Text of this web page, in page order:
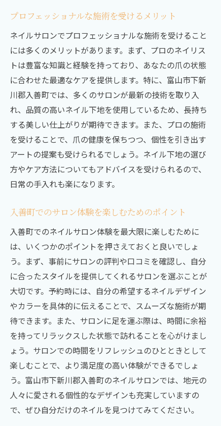
プロフェッショナルな施術を受けるメリット
ネイルサロンでプロフェッショナルな施術を受けること
には多くのメリットがあります。まず、プロのネイリス
トは豊富な知識と経験を持っており、あなたの爪の状態
に合わせた最適なケアを提供します。特に、富山市下新
川郡入善町では、多くのサロンが最新の技術を取り入
れ、品質の高いネイル下地を使用しているため、長持ち
する美しい仕上がりが期待できます。また、プロの施術
を受けることで、爪の健康を保ちつつ、個性を引き出す
アートの提案も受けられるでしょう。ネイル下地の選び
方やケア方法についてもアドバイスを受けられるので、
日常の手入れも楽になります。
入善町でのサロン体験を楽しむためのポイント
入善町でのネイルサロン体験を最大限に楽しむために
は、いくつかのポイントを押さえておくと良いでしょ
う。まず、事前にサロンの評判や口コミを確認し、自分
に合ったスタイルを提供してくれるサロンを選ぶことが
大切です。予約時には、自分の希望するネイルデザイン
やカラーを具体的に伝えることで、スムーズな施術が期
待できます。また、サロンに足を運ぶ際は、時間に余裕
を持ってリラックスした状態で訪れることを心がけまし
ょう。サロンでの時間をリフレッシュのひとときとして
楽しむことで、より満足度の高い体験ができるでしょ
う。富山市下新川郡入善町のネイルサロンでは、地元の
人々に愛される個性的なデザインも充実していますの
で、ぜひ自分だけのネイルを見つけてみてください。